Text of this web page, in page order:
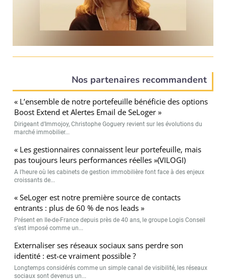
Nos partenaires recommandent
« L’ensemble de notre portefeuille bénéficie des options
Boost Extend et Alertes Email de SeLoger »
Dirigeant d’Immojoy, Christophe Goguery revient sur les évolutions du
marché immobilier...
« Les gestionnaires connaissent leur portefeuille, mais
pas toujours leurs performances réelles »(VILOGI)
A l’heure où les cabinets de gestion immobilière font face à des enjeux
croissants de...
« SeLoger est notre première source de contacts
entrants : plus de 60 % de nos leads »
Présent en Ile-de-France depuis près de 40 ans, le groupe Logis Conseil
s’est imposé comme un...
Externaliser ses réseaux sociaux sans perdre son
identité : est-ce vraiment possible ?
Longtemps considérés comme un simple canal de visibilité, les réseaux
sociaux sont devenus un...